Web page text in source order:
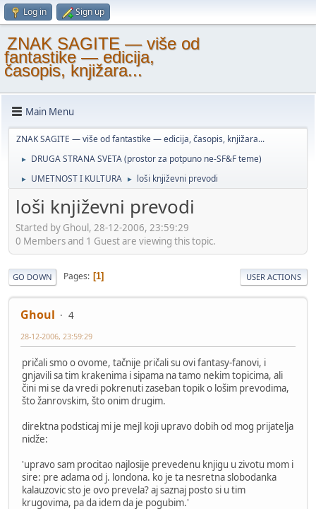
Log in Sign up
ZNAK SAGITE — više od
fantastike — edicija,
časopis, knjižara...
Main Menu
ZNAK SAGITE — više od fantastike — edicija, časopis, knjižara...
► DRUGA STRANA SVETA (prostor za potpuno ne-SF&F teme)
► UMETNOST I KULTURA ► loši književni prevodi
loši književni prevodi
Started by Ghoul, 28-12-2006, 23:59:29
0 Members and 1 Guest are viewing this topic.
GO DOWN Pages 1 USER ACTIONS
Ghoul 4
28-12-2006, 23:59:29
pričali smo o ovome, tačnije pričali su ovi fantasy-fanovi, i
gnjavili sa tim krakenima i sipama na tamo nekim topicima, ali
čini mi se da vredi pokrenuti zaseban topik o lošim prevodima,
što žanrovskim, što onim drugim.
direktna podsticaj mi je mejl koji upravo dobih od mog prijatelja
nidže:
'upravo sam procitao najlosije prevedenu knjigu u zivotu mom i
sire: pre adama od j. londona. ko je ta nesretna slobodanka
kalauzovic sto je ovo prevela? aj saznaj posto si u tim
krugovima, pa da idem da je pogubim.'